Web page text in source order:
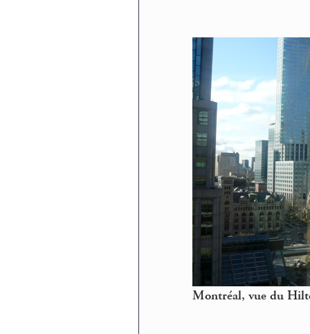
Montréal, vue du